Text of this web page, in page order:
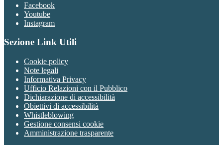
Facebook
Youtube
Instagram
Sezione Link Utili
Cookie policy
Note legali
Informativa Privacy
Ufficio Relazioni con il Pubblico
Dichiarazione di accessibilità
Obiettivi di accessibilità
Whistleblowing
Gestione consensi cookie
Amministrazione trasparente